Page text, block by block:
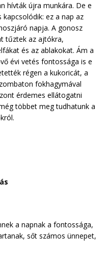
hívták újra munkára. De e
ez a nap az
napja. A gonosz
tűztek az ajtókra,
és az ablakokat. Ám a
évi vetés fontossága is e
régen a kukoricát, a
fokhagymával
érdemes ellátogatni
többet meg tudhatunk a
a napnak a fontossága,
sőt számos ünnepet,